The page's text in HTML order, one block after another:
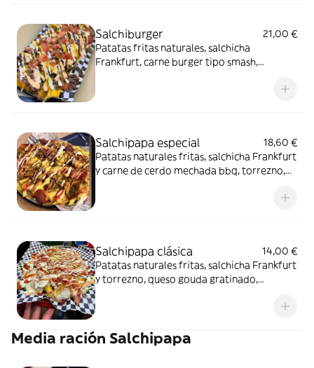
Salchiburger
21,00 €
Patatas fritas naturales, salchicha
Frankfurt, carne burger tipo smash,
patatas paja ,tomate fresco , salsa tártara ,
Salchipapa especial
18,60 €
Patatas naturales fritas, salchicha Frankfurt
y carne de cerdo mechada bbq, torrezno,
salsa piña, salsa rosada, trozos de baicon
Salchipapa clásica
14,00 €
Patatas naturales fritas, salchicha Frankfurt
y torrezno, queso gouda gratinado,
Media ración Salchipapa